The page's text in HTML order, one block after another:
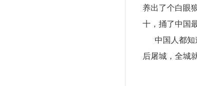
养出了个白眼
十，捅了中国
中国人都知
后屠城，全城